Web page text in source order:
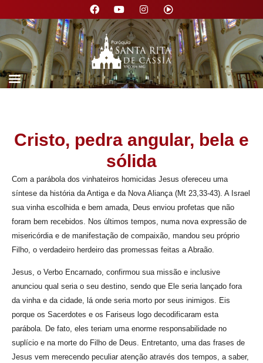
Cristo, pedra angular, bela e
sólida
Com a parábola dos vinhateiros homicidas Jesus ofereceu uma
síntese da história da Antiga e da Nova Aliança (Mt 23,33-43). A Israel
sua vinha escolhida e bem amada, Deus enviou profetas que não
foram bem recebidos. Nos últimos tempos, numa nova expressão de
misericórdia e de manifestação de compaixão, mandou seu próprio
Filho, o verdadeiro herdeiro das promessas feitas a Abraão.
Jesus, o Verbo Encarnado, confirmou sua missão e inclusive
anunciou qual seria o seu destino, sendo que Ele seria lançado fora
da vinha e da cidade, lá onde seria morto por seus inimigos. Eis
porque os Sacerdotes e os Fariseus logo decodificaram esta
parábola. De fato, eles teriam uma enorme responsabilidade no
suplício e na morte do Filho de Deus. Entretanto, uma das frases de
Jesus vem merecendo peculiar atenção através dos tempos, a saber,